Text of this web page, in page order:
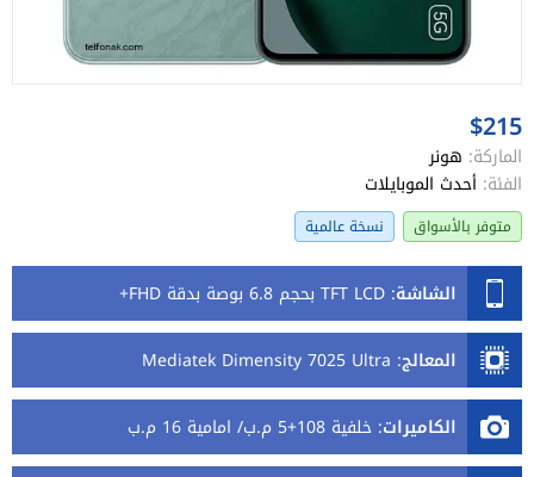
$215
الماركة: هونر
الفئة: أحدث الموبايلات
متوفر بالأسواق نسخة عالمية
الشاشة: TFT LCD بحجم 6.8 بوصة بدقة FHD+
المعالج:
Mediatek Dimensity 7025 Ultra
الكاميرات: خلفية 108+5 م.ب/ امامية 16 م.ب